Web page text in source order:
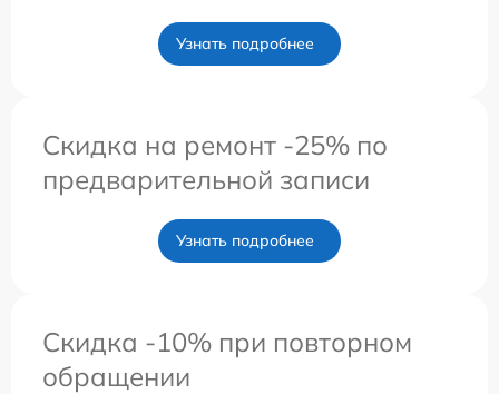
Узнать подробнее
Скидка на ремонт -25% по
предварительной записи
Узнать подробнее
Скидка -10% при повторном
обращении